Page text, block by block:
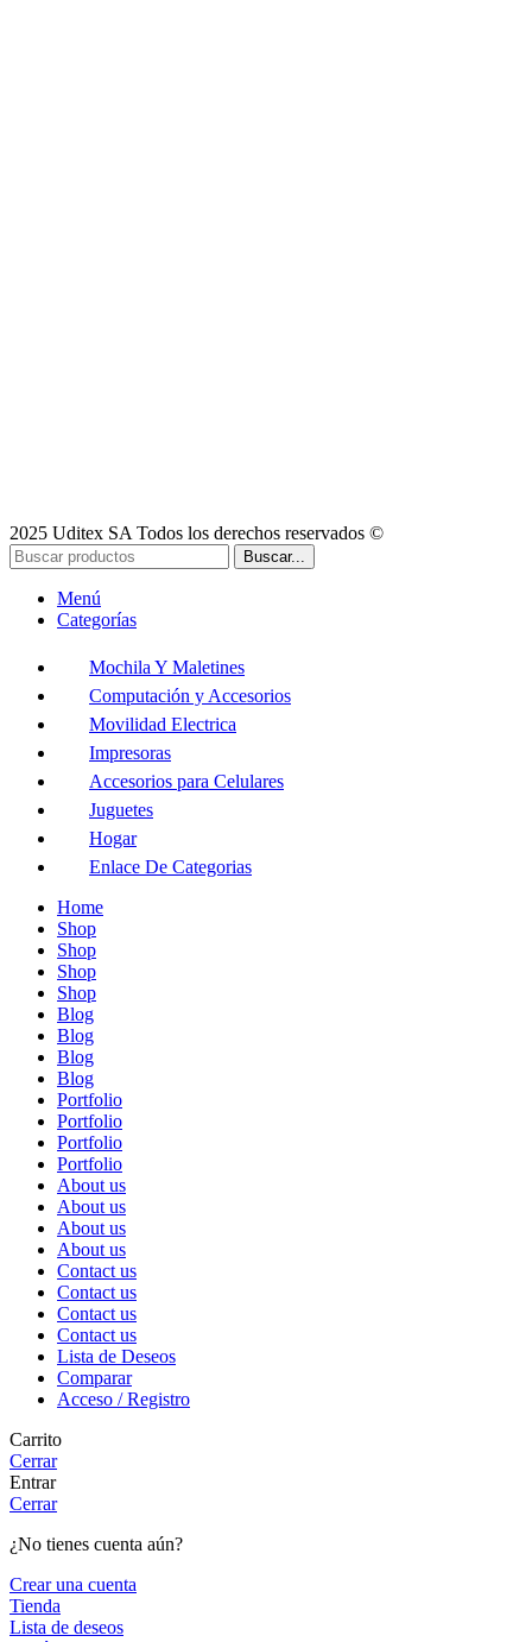
2025 Uditex SA Todos los derechos reservados ©
Buscar...
Menú
Categorías
Mochila Y Maletines
Computación y Accesorios
Movilidad Electrica
Impresoras
Accesorios para Celulares
Juguetes
Hogar
Enlace De Categorias
Home
Shop
Shop
Shop
Shop
Blog
Blog
Blog
Blog
Portfolio
Portfolio
Portfolio
Portfolio
About us
About us
About us
About us
Contact us
Contact us
Contact us
Contact us
Lista de Deseos
Comparar
Acceso / Registro
Carrito
Cerrar
Entrar
Cerrar
¿No tienes cuenta aún?
Crear una cuenta
Tienda
Lista de deseos